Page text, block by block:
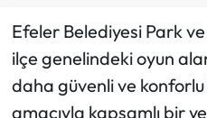
Efeler Belediyesi Park
ilçe genelindeki oyun
daha güvenli ve
amacıyla kapsamlı bir